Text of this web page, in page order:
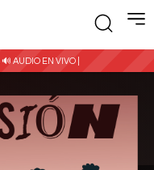
🔊 AUDIO EN VIVO |